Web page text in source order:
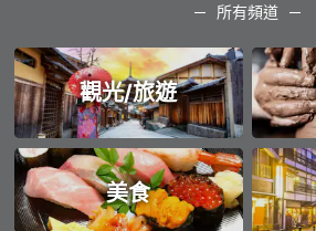
所有頻道
觀光/旅遊
美食